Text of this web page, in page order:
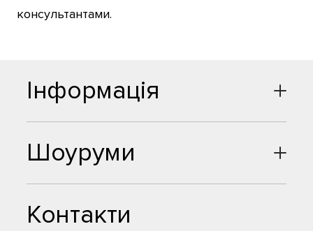
консультантами.
Шоуруми
Контакти
Інформація